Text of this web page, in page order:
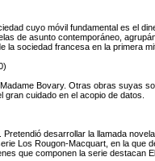
cuyo móvil fundamental es el
de asunto contemporáneo,
la sociedad francesa en la primera
Bovary. Otras obras suyas
cuidado en el acopio de datos.
desarrollar la llamada
Los Rougon-Macquart, en la que
que componen la serie destacan